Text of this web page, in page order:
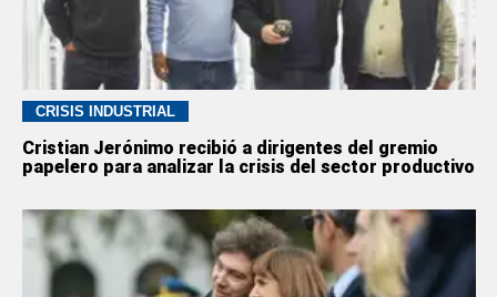
CRISIS INDUSTRIAL
Cristian Jerónimo recibió a dirigentes del gremio
papelero para analizar la crisis del sector productivo